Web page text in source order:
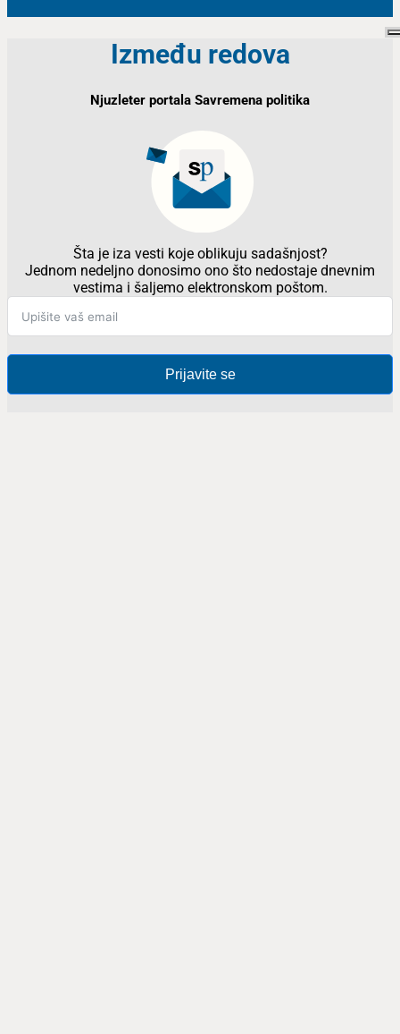
Između redova
Njuzleter portala Savremena politika
Šta je iza vesti koje oblikuju sadašnjost?
Jednom nedeljno donosimo ono što nedostaje dnevnim
vestima i šaljemo elektronskom poštom.
Prijavite se